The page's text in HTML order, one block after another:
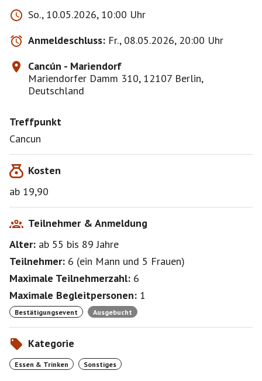
So., 10.05.2026, 10:00 Uhr
Anmeldeschluss: Fr., 08.05.2026, 20:00 Uhr
Cancún - Mariendorf
Mariendorfer Damm 310, 12107 Berlin,
Deutschland
Treffpunkt
Cancun
Kosten
ab 19,90
Teilnehmer & Anmeldung
Alter: ab 55 bis 89Jahre
Teilnehmer: 6 (ein Mann und 5 Frauen)
Maximale Teilnehmerzahl: 6
Maximale Begleitpersonen: 1
Bestätigungsevent Ausgebucht
Kategorie
Essen & Trinken Sonstiges